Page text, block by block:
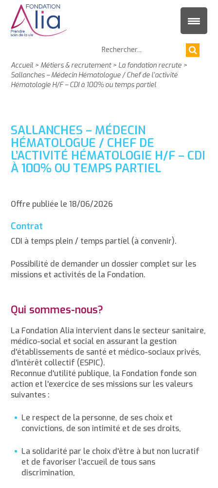
Accueil > Métiers & recrutement> La fondation recrute >
Sallanches – Médecin Hématologue / Chef de l’activité
Hématologie H/F – CDI à 100% ou temps partiel
SALLANCHES – MÉDECIN
HÉMATOLOGUE / CHEF DE
L’ACTIVITÉ HÉMATOLOGIE H/F – CDI
À 100% OU TEMPS PARTIEL
Offre publiée le 18/06/2026
Contrat
CDI à temps plein / temps partiel (à convenir).
Possibilité de demander un dossier complet sur les
missions et activités de la Fondation.
Qui sommes-nous?
La Fondation Alia intervient dans le secteur sanitaire,
médico-social et social en assurant la gestion
d'établissements de santé et médico-sociaux privés,
d'intérêt collectif (ESPIC).
Reconnue d'utilité publique, la Fondation fonde son
action et l'exercice de ses missions sur les valeurs
suivantes :
Le respect de la personne, de ses choix et
convictions, de son intimité et de ses droits,
La solidarité par le choix d'être à but non lucratif
et de favoriser l'accueil de tous sans
discrimination,